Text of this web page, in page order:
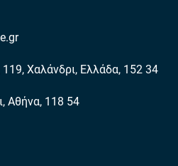
Χαλάνδρι, Ελλάδα, 152 34
Αθήνα, 118 54